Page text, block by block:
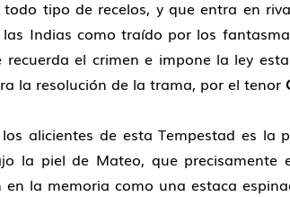
todo tipo de recelos, y que entra en
Indias como traído por los
recuerda el crimen e impone la ley
la resolución de la trama, por el tenor
alicientes de esta Tempestad es la
la piel de Mateo, que precisamente
en la memoria como una estaca